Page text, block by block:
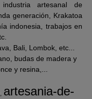
artesanal de
generación, Krakatoa
indonesia, trabajos en
Bali, Lombok, etc...
budas de madera y
y resina,...
artesania-de-